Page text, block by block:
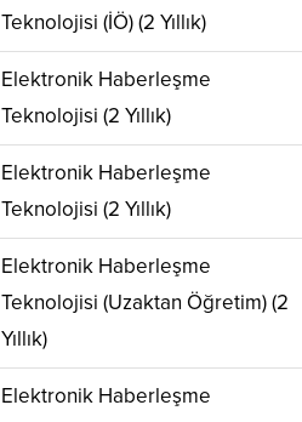
Teknolojisi (İÖ) (2 Yıllık)
Elektronik Haberleşme
Teknolojisi (2 Yıllık)
Elektronik Haberleşme
Teknolojisi (2 Yıllık)
Elektronik Haberleşme
Teknolojisi (Uzaktan Öğretim) (2
Yıllık)
Elektronik Haberleşme